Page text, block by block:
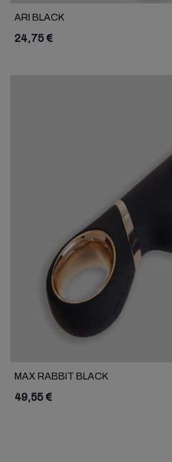
ARI BLACK
24,75 €
MAX RABBIT BLACK
49,55 €